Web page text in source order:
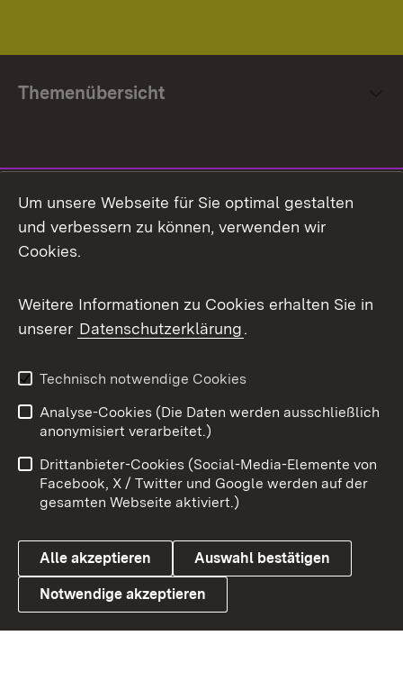
Themenübersicht
Facebook
X / Twitter
Youtube
Link zum Landesportal
Impressum
Kontakt
Barrierefreiheit
Datenschutz
Cookies
Um unsere Webseite für Sie optimal gestalten
und verbessern zu können, verwenden wir
Cookies.
Weitere Informationen zu Cookies erhalten Sie in
unserer Datenschutzerklärung.
Technisch notwendige Cookies
Analyse-Cookies (Die Daten werden ausschließlich
anonymisiert verarbeitet.)
Drittanbieter-Cookies (Social-Media-Elemente von
Facebook, X / Twitter und Google werden auf der
gesamten Webseite aktiviert.)
Alle akzeptieren Auswahl bestätigen
Notwendige akzeptieren